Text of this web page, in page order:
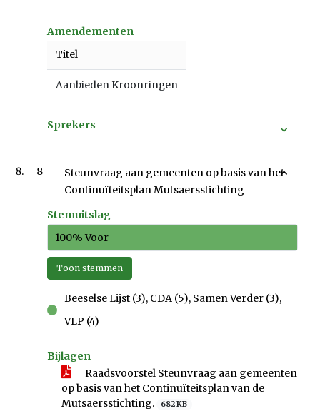
Amendementen
Titel
Aanbieden Kroonringen
Sprekers
8
Steunvraag aan gemeenten op basis van het
Continuïteitsplan Mutsaersstichting
Stemuitslag
100% Voor
Toon stemmen
voor
Beeselse Lijst (3), CDA (5), Samen Verder (3),
VLP (4)
Bijlagen
Raadsvoorstel Steunvraag aan gemeenten
op basis van het Continuïteitsplan van de
Mutsaersstichting.
682 KB